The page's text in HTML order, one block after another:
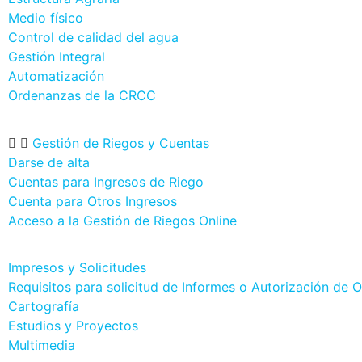
Medio físico
Control de calidad del agua
Gestión Integral
Automatización
Ordenanzas de la CRCC
Gestión de Riegos y Cuentas
Darse de alta
Cuentas para Ingresos de Riego
Cuenta para Otros Ingresos
Acceso a la Gestión de Riegos Online
Impresos y Solicitudes
Requisitos para solicitud de Informes o Autorización de
Cartografía
Estudios y Proyectos
Multimedia